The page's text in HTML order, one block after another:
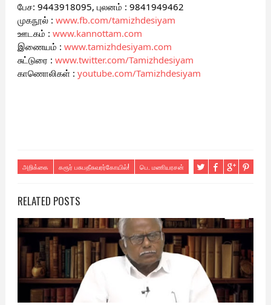
பேச: 9443918095, புலனம் : 9841949462
முகநூல் : www.fb.com/tamizhdesiyam
ஊடகம் : www.kannottam.com
இணையம் : www.tamizhdesiyam.com
சுட்டுரை : www.twitter.com/Tamizhdesiyam
காணொலிகள் : youtube.com/Tamizhdesiyam
அறிக்கை கரூர் பசுபதீசுவரர்கோயில்! பெ. மணியரசன்
RELATED POSTS